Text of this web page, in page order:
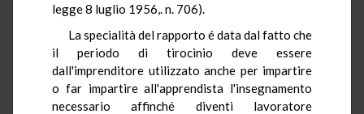
legge 8 luglio 1956,. n. 706).
La specialità del rapporto é data dal fatto che
il periodo di tirocinio deve essere
dall'imprenditore utilizzato anche per impartire
o far impartire all'apprendista l'insegnamento
necessario affinché diventi lavoratore